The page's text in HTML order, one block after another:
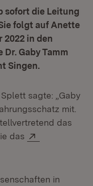
sofort die Leitung
folgt auf Anette
2022 in den
Gaby Tamm
Singen.
sagte: „Gaby
mit.
das
in neuem Fenster)
das
Fenster)
in